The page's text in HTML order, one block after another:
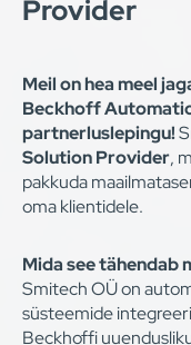
Provider
Meil on hea meel
Beckhoff
partnerluslepingu!
Solution Provider,
pakkuda
oma klientidele.
Mida see tähendab
Smitech OÜ on
süsteemide
Beckhoffi